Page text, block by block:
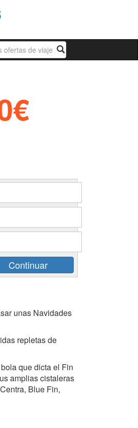
unas Navidades
repletas de
que dicta el Fin
amplias cistaleras
Blue Fin,